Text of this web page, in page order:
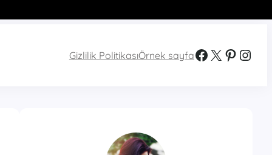
Gizlilik PolitikasıÖrnek sayfaFacebook X Pinterest Instagram